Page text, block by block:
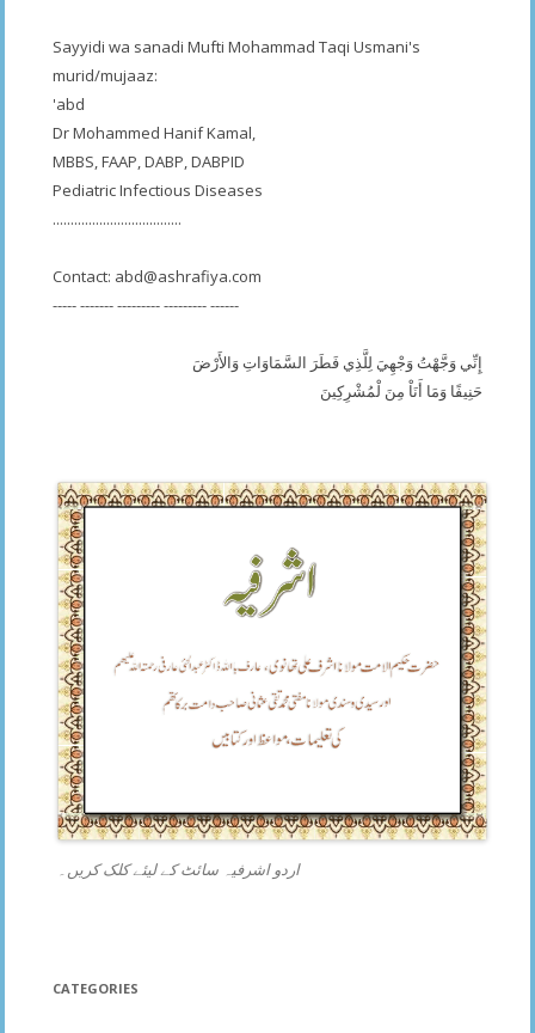
Sayyidi wa sanadi Mufti Mohammad Taqi Usmani's
murid/mujaaz:
'abd
Dr Mohammed Hanif Kamal,
MBBS, FAAP, DABP, DABPID
Pediatric Infectious Diseases
....................................
Contact: abd@ashrafiya.com
----- ------- --------- --------- ------
إِنِّي وَجَّهْتُ وَجْهِيَ لِلَّذِي فَطَرَ السَّمَاوَاتِ وَالأَرْضَ
حَنِيفًا وَمَا أَنَاْ مِنَ لْمُشْرِكِينَ
اردو اشرفیہ سائٹ کے لیئے کلک کریں۔
CATEGORIES